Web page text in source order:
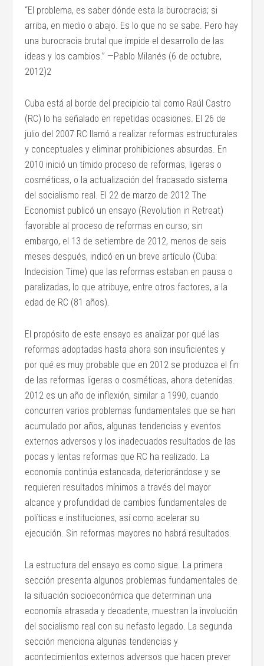
“El problema, es saber dónde esta la burocracia; si
arriba, en medio o abajo. Es lo que no se sabe. Pero hay
una burocracia brutal que impide el desarrollo de las
ideas y los cambios.” —Pablo Milanés (6 de octubre,
2012)2
Cuba está al borde del precipicio tal como Raúl Castro
(RC) lo ha señalado en repetidas ocasiones. El 26 de
julio del 2007 RC llamó a realizar reformas estructurales
y conceptuales y eliminar prohibiciones absurdas. En
2010 inició un tímido proceso de reformas, ligeras o
cosméticas, o la actualización del fracasado sistema
del socialismo real. El 22 de marzo de 2012 The
Economist publicó un ensayo (Revolution in Retreat)
favorable al proceso de reformas en curso; sin
embargo, el 13 de setiembre de 2012, menos de seis
meses después, indicó en un breve artículo (Cuba:
Indecision Time) que las reformas estaban en pausa o
paralizadas, lo que atribuye, entre otros factores, a la
edad de RC (81 años).
El propósito de este ensayo es analizar por qué las
reformas adoptadas hasta ahora son insuficientes y
por qué es muy probable que en 2012 se produzca el fin
de las reformas ligeras o cosméticas, ahora detenidas.
2012 es un año de inflexión, similar a 1990, cuando
concurren varios problemas fundamentales que se han
acumulado por años, algunas tendencias y eventos
externos adversos y los inadecuados resultados de las
pocas y lentas reformas que RC ha realizado. La
economía continúa estancada, deteriorándose y se
requieren resultados mínimos a través del mayor
alcance y profundidad de cambios fundamentales de
políticas e instituciones, así como acelerar su
ejecución. Sin reformas mayores no habrá resultados.
La estructura del ensayo es como sigue. La primera
sección presenta algunos problemas fundamentales de
la situación socioeconómica que determinan una
economía atrasada y decadente, muestran la involución
del socialismo real con su nefasto legado. La segunda
sección menciona algunas tendencias y
acontecimientos externos adversos que hacen prever